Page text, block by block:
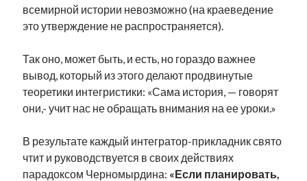
всемирной истории невозможно (на краеведение
это утверждение не распространяется).
Так оно, может быть, и есть, но гораздо важнее
вывод, который из этого делают продвинутые
теоретики интегристики: «Сама история, — говорят
они,- учит нас не обращать внимания на ее уроки.»
В результате каждый интегратор-прикладник свято
чтит и руководствуется в своих действиях
парадоксом Черномырдина: «Если планировать,